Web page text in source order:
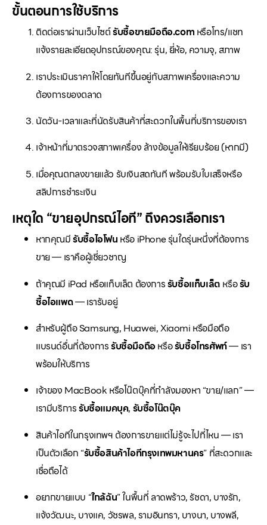
ขั้นตอนการใช้บริการ
ติดต่อเราผ่านเว็บไซต์รับซื้อขายมือถือ.com หรือโทร/แชท
แจ้งรายละเอียดอุปกรณ์ของคุณ: รุ่น, ยี่ห้อ, ความจุ, สภาพ
เราประเมินราคาให้โดยทันทีขึ้นอยู่กับสภาพเครื่องและความ
ต้องการของตลาด
นัดวัน-เวลาและที่นัดรับสินค้าที่สะดวกในพื้นที่บริการของเรา
เจ้าหน้าที่มาตรวจสภาพเครื่อง ล้างข้อมูลให้เรียบร้อย (หากมี)
เมื่อคุณตกลงขายแล้ว รับเงินสดทันที พร้อมรับใบเสร็จหรือ
สลิปการชำระเงิน
เหตุใด “ขายอุปกรณ์ไอที” ถึงควรเลือกเรา
หากคุณมีรับซื้อไอโฟน หรือ iPhone รุ่นใดรุ่นหนึ่งที่ต้องการ
ขาย — เราคือผู้เชี่ยวชาญ
ถ้าคุณมี iPad หรือแท็บเล็ต ต้องการรับซื้อแท็บเล็ต หรือรับ
ซื้อไอแพด— เรารับอยู่
สำหรับผู้ถือ Samsung, Huawei, Xiaomi หรือมือถือ
แบรนด์อื่นที่ต้องการรับซื้อมือถือหรือรับซื้อโทรศัพท์— เรา
พร้อมให้บริการ
เจ้าของ MacBook หรือโน๊ตบุ๊คที่กำลังมองหา “ขาย/แลก” —
เรามีบริการรับซื้อแมคบุค, รับซื้อโน๊ตบุ๊ค
สินค้าไอทีในกรุงเทพฯ ต้องการขายแต่ไม่รู้จะไปที่ไหน — เรา
เป็นตัวเลือก “รับซื้อสินค้าไอทีกรุงเทพมหานคร” ที่สะดวกและ
เชื่อถือได้
อยากขายแบบ “ใกล้ฉัน” ในพื้นที่ ลาดพร้าว, รัชดา, บางรัก,
แจ้งวัฒนะ, บางแค, วัชรพล, รามอินทรา, บางนา, บางพลี,